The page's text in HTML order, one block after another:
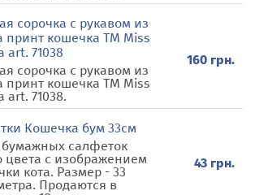
сорочка с рукавом из
принт кошечка TM Miss
art. 71038
сорочка с рукавом из
принт кошечка TM Miss
art. 71038.
160 грн.
Кошечка бум 33см
салфеток
цвета с изображением
кота. Размер - 33
Продаются в
43 грн.